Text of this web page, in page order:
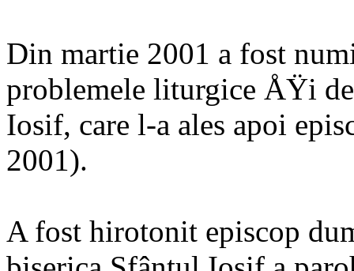
Din martie 2001 a fost
problemele liturgice ÅŸi
Iosif, care l-a ales apoi
2001).
A fost hirotonit episcop